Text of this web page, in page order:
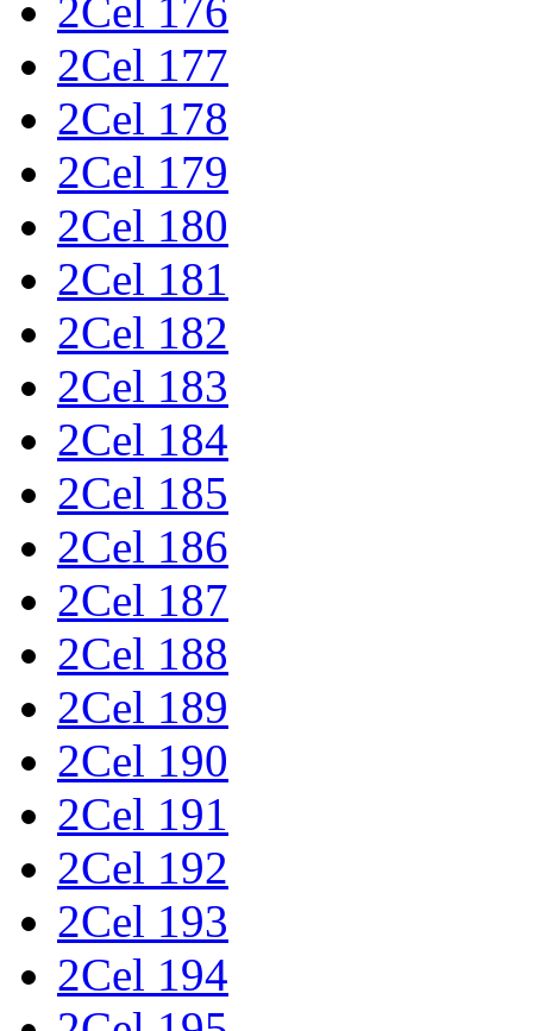
2Cel 176
2Cel 177
2Cel 178
2Cel 179
2Cel 180
2Cel 181
2Cel 182
2Cel 183
2Cel 184
2Cel 185
2Cel 186
2Cel 187
2Cel 188
2Cel 189
2Cel 190
2Cel 191
2Cel 192
2Cel 193
2Cel 194